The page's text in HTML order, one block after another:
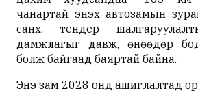
чанартай энэхүү автозамын
санхүү, тендер
дамжлагыг давж, өнөөдөр
болж байгаад баяртай байна.
Энэ зам 2028 онд ашиглалтад